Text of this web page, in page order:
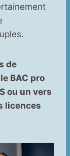
de
BAC pro
ou un vers
licences